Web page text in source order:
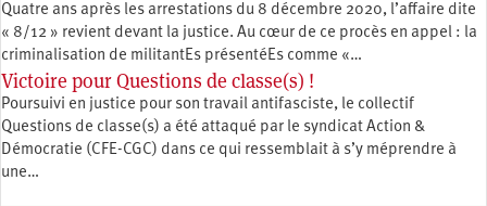
Quatre ans après les arrestations du 8 décembre 2020, l’affaire dite
« 8/12 » revient devant la justice. Au cœur de ce procès en appel : la
criminalisation de militantEs présentéEs comme «…
Victoire pour Questions de classe(s) !
Poursuivi en justice pour son travail antifasciste, le collectif
Questions de classe(s) a été attaqué par le syndicat Action &
Démocratie (CFE-CGC) dans ce qui ressemblait à s’y méprendre à
une…